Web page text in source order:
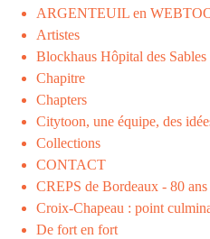
ARGENTEUIL en
Artistes
Blockhaus Hôpital des
Chapitre
Chapters
Citytoon, une équipe, des
Collections
CONTACT
CREPS de Bordeaux - 80 ans
Croix-Chapeau : point
De fort en fort